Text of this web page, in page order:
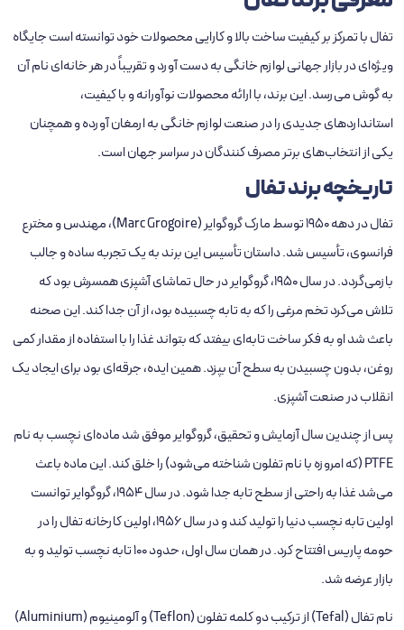
تفال با تمرکز بر کیفیت ساخت بالا و کارایی محصولات خود توانسته است جایگاه
ویژه‌ای در بازار جهانی لوازم خانگی به دست آورد و تقریباً در هر خانه‌ای نام آن
به گوش می‌رسد. این برند، با ارائه محصولات نوآورانه و با کیفیت،
استانداردهای جدیدی را در صنعت لوازم خانگی به ارمغان آورده و همچنان
یکی از انتخاب‌های برتر مصرف‌ کنندگان در سراسر جهان است.
تاریخچه برند تفال
تفال در دهه 1950 توسط مارک گروگوایر (Marc Grogoire)، مهندس و مخترع
فرانسوی، تأسیس شد. داستان تأسیس این برند به یک تجربه ساده و جالب
بازمی‌گردد. در سال 1950، گروگوایر در حال تماشای آشپزی همسرش بود که
تلاش می‌کرد تخم ‌مرغی را که به تابه چسبیده بود، از آن جدا کند. این صحنه
باعث شد او به فکر ساخت تابه‌ای بیفتد که بتواند غذا را با استفاده از مقدار کمی
روغن، بدون چسبیدن به سطح آن بپزد. همین ایده، جرقه‌ای بود برای ایجاد یک
انقلاب در صنعت آشپزی.
پس از چندین سال آزمایش و تحقیق، گروگوایر موفق شد ماده‌ای نچسب به نام
PTFE (که امروزه با نام تفلون شناخته می‌شود) را خلق کند. این ماده باعث
می‌شد غذا به راحتی از سطح تابه جدا شود. در سال 1954، گروگوایر توانست
اولین تابه نچسب دنیا را تولید کند و در سال 1956، اولین کارخانه تفال را در
حومه پاریس افتتاح کرد. در همان سال اول، حدود 100 تابه نچسب تولید و به
بازار عرضه شد.
نام تفال (Tefal) از ترکیب دو کلمه تفلون (Teflon) و آلومینیوم (Aluminium)